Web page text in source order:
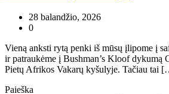
28 balandžio, 2026
0
Vieną anksti rytą penki iš mūsų įlipome į
ir patraukėme į Bushman’s Kloof dykumą
Pietų Afrikos Vakarų kyšulyje. Tačiau tai
Paieška